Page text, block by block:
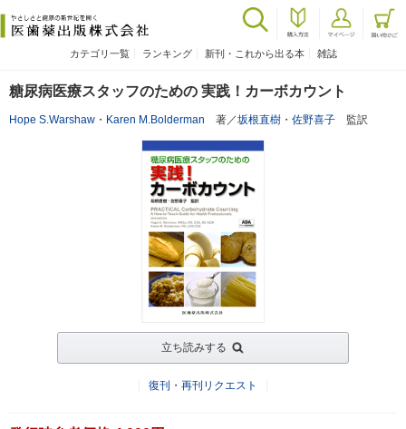
カテゴリ一覧 ランキング 新刊・これから出る本 雑誌
糖尿病医療スタッフのための 実践！カーボカウント
Hope S.Warshaw ・ Karen M.Bolderman 著／坂根直樹 ・ 佐野喜子 監訳
立ち読みする
復刊・再刊リクエスト